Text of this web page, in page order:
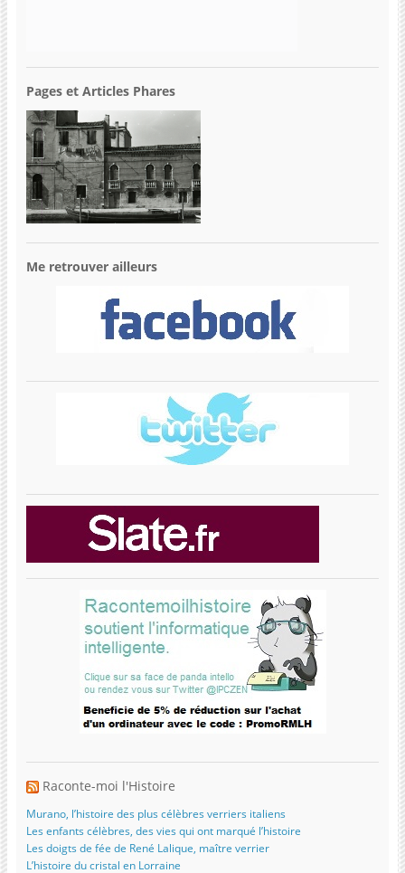
Pages et Articles Phares
Me retrouver ailleurs
Raconte-moi l'Histoire
Murano, l’histoire des plus célèbres verriers italiens
Les enfants célèbres, des vies qui ont marqué l’histoire
Les doigts de fée de René Lalique, maître verrier
L’histoire du cristal en Lorraine